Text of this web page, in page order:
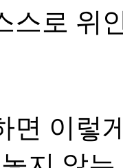
스로 위
면 이렇